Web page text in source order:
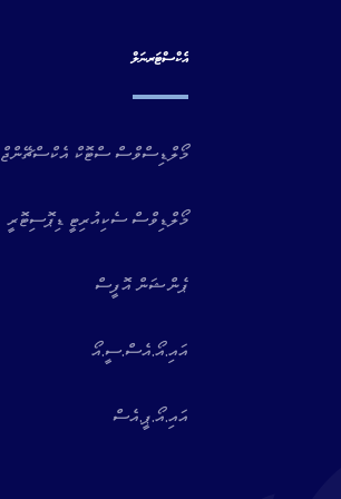
އެކްސްޓަރނަލް
މޯލްޑިސްވްސް ސްޓޮކް އެކްސްޗޭންޖް
މޯލްޑިވްސް ސެކިއުރިޓީ ޑިޕޮސިޓޮރީ
ޕެންޝަން އޮފީސް
އައި.އޯ.އެސް.ސީ.އޯ
އައި.އޯ.ޕީ.އެސް